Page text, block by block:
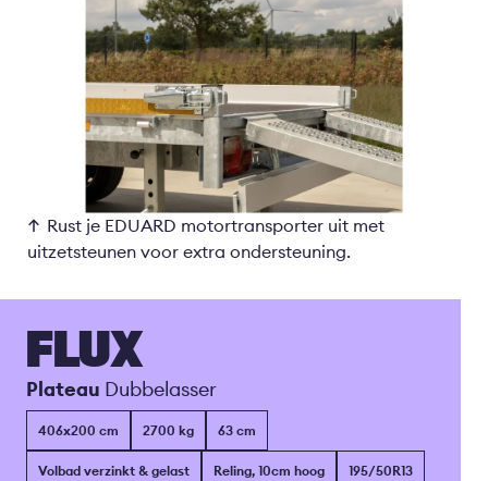
Rust je EDUARD motortransporter uit met
uitzetsteunen voor extra ondersteuning.
FLUX
Plateau Dubbelasser
406x200 cm 2700 kg 63 cm
Volbad verzinkt & gelast Reling, 10cm hoog 195/50R13